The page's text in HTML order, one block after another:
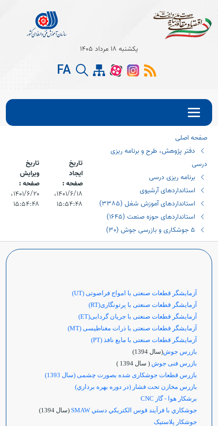
Open
یکشنبه 18 مرداد 1405
FA
صفحه اصلی
دفتر پژوهش، طرح و برنامه ریزی
درسی
برنامه ریزی درسی
استانداردهای آرشیوی
استانداردهای آموزش شغل (٣٣٨٥)
استانداردهای حوزه صنعت (١٦٤٥)
٥ جوشکاری و بازرسی جوش (٣٠)
تاریخ
ایجاد
صفحه :
۱۴۰۱/۶/۱۸،‏
۱۵:۵۴:۴۸
تاریخ
ویرایش
صفحه :
۱۴۰۱/۶/۲۰،‏
۱۵:۵۴:۴۸
آزمایشگر قطعات صنعتی با امواج فراصوتی (UT)
آزمایشگر قطعات صنعتی با پرتونگاری(RT)
آزمایشگر قطعات صنعتی با جریان گردابی(ET)
آزمایشگر قطعات صنعتی با ذرات مغناطیسی (MT)
آزمایشگر قطعات صنعتی با مایع نافذ (PT)
بازرس جوش(سال 1394)
بازرس فنی جوش ( سال 1394 )
بازرس قطعات جوشکاری شده بصورت چشمی (سال 1393)
بازرس مخازن تحت فشار (در دوره بهره برداري)
برشکار هوا - گاز CNC
جوشكاري با فرآيند قوس الكتريكي دستي SMAW
(سال 1394)
جوشکار پلاستیک